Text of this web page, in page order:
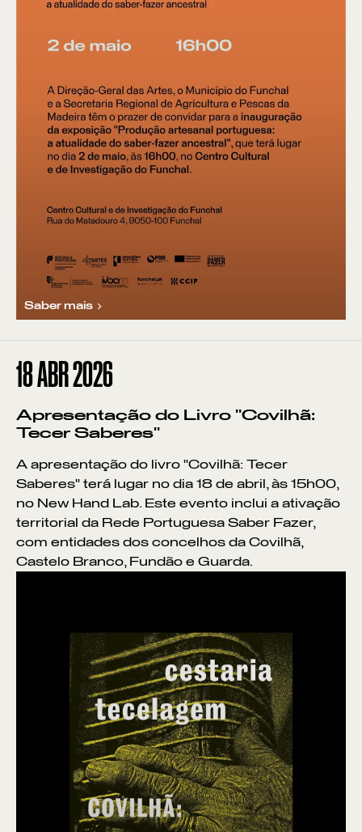
Saber mais
18ABR 2026
Apresentação do Livro "Covilhã:
Tecer Saberes"
A apresentação do livro "Covilhã: Tecer
Saberes" terá lugar no dia 18 de abril, às 15h00,
no New Hand Lab. Este evento inclui a ativação
territorial da Rede Portuguesa Saber Fazer,
com entidades dos concelhos da Covilhã,
Castelo Branco, Fundão e Guarda.